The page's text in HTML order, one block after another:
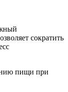
сократить
пищи при